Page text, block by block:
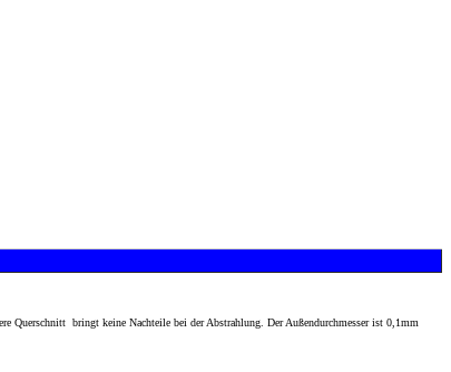
Querschnitt bringt keine Nachteile bei der Abstrahlung. Der Außendurchmesser ist 0,1mm